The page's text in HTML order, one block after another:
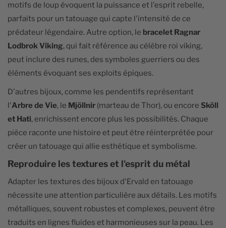
motifs de loup évoquent la puissance et l'esprit rebelle,
parfaits pour un tatouage qui capte l'intensité de ce
prédateur légendaire. Autre option, le bracelet Ragnar
Lodbrok Viking, qui fait référence au célèbre roi viking,
peut inclure des runes, des symboles guerriers ou des
éléments évoquant ses exploits épiques.
D'autres bijoux, comme les pendentifs représentant
l'Arbre de Vie, le Mjöllnir (marteau de Thor), ou encore Sköll
et Hati, enrichissent encore plus les possibilités. Chaque
pièce raconte une histoire et peut être réinterprétée pour
créer un tatouage qui allie esthétique et symbolisme.
Reproduire les textures et l'esprit du métal
Adapter les textures des bijoux d'Ervald en tatouage
nécessite une attention particulière aux détails. Les motifs
métalliques, souvent robustes et complexes, peuvent être
traduits en lignes fluides et harmonieuses sur la peau. Les